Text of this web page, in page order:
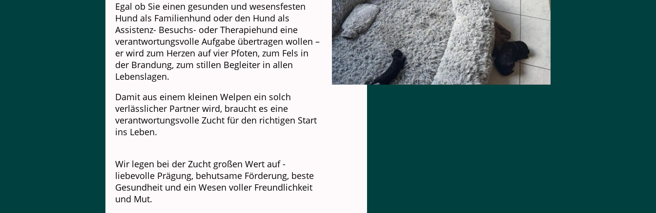
Egal ob Sie einen gesunden und wesensfesten
Hund als Familienhund oder den Hund als
Assistenz- Besuchs- oder Therapiehund eine
verantwortungsvolle Aufgabe übertragen wollen –
er wird zum Herzen auf vier Pfoten, zum Fels in
der Brandung, zum stillen Begleiter in allen
Lebenslagen.
Damit aus einem kleinen Welpen ein solch
verlässlicher Partner wird, braucht es eine
verantwortungsvolle Zucht für den richtigen Start
ins Leben.
Wir legen bei der Zucht großen Wert auf -
liebevolle Prägung, behutsame Förderung, beste
Gesundheit und ein Wesen voller Freundlichkeit
und Mut.